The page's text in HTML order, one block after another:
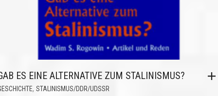
ES EINE ALTERNATIVE ZUM STALINISMUS?
, STALINISMUS/DDR/UDSSR